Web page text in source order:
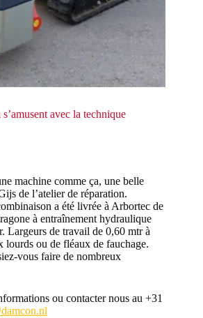
avec la technique
machine comme ça, une belle
de l’atelier de réparation.
a été livrée à Arbortec de
à entraînement hydraulique
Largeurs de travail de 0,60 mtr à
lourds ou de fléaux de fauchage.
vous faire de nombreux
ou contacter nous au +31